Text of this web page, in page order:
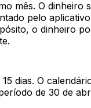
mês. O dinheiro
pelo aplicativo
o dinheiro
dias. O
de 30 de